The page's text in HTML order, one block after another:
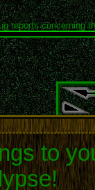
reports concerning
to